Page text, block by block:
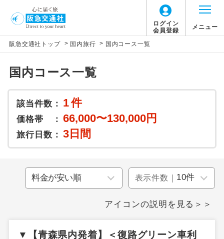
ログイン
会員登録
メニュー
阪急交通社トップ > 国内旅行 > 国内コース一覧
国内コース一覧
該当件数： 1件
価格帯 ： 66,000〜130,000円
旅行日数： 3日間
表示件数｜
アイコンの説明を見る＞＞
▼【青森県内発着】＜復路グリーン車利